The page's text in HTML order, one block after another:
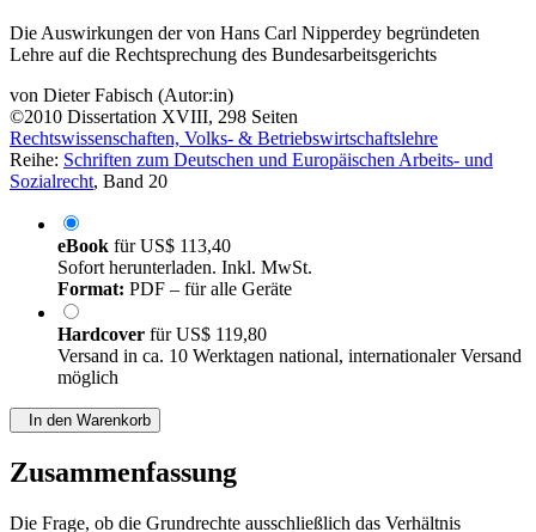
Die Auswirkungen der von Hans Carl Nipperdey begründeten
Lehre auf die Rechtsprechung des Bundesarbeitsgerichts
von Dieter Fabisch (Autor:in)
©2010 Dissertation XVIII, 298 Seiten
Rechtswissenschaften, Volks- & Betriebswirtschaftslehre
Reihe: Schriften zum Deutschen und Europäischen Arbeits- und
Sozialrecht, Band 20
eBook fürUS$ 113,40
Sofort herunterladen. Inkl. MwSt.
Format: PDF – für alle Geräte
Hardcover fürUS$ 119,80
Versand in ca. 10 Werktagen national, internationaler Versand
möglich
In den Warenkorb
Zusammenfassung
Die Frage, ob die Grundrechte ausschließlich das Verhältnis